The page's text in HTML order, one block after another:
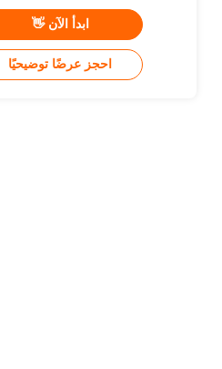
ابدأ الآن 👋
احجز عرضًا توضيحيًا